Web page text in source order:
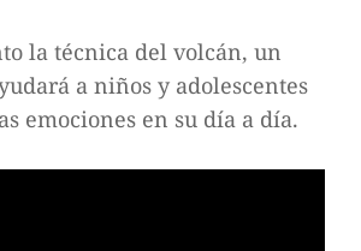
la técnica del volcán, un
a niños y adolescentes
emociones en su día a día.